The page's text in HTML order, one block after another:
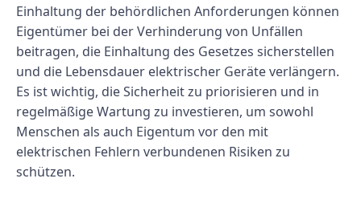
Einhaltung der behördlichen Anforderungen können
Eigentümer bei der Verhinderung von Unfällen
beitragen, die Einhaltung des Gesetzes sicherstellen
und die Lebensdauer elektrischer Geräte verlängern.
Es ist wichtig, die Sicherheit zu priorisieren und in
regelmäßige Wartung zu investieren, um sowohl
Menschen als auch Eigentum vor den mit
elektrischen Fehlern verbundenen Risiken zu
schützen.